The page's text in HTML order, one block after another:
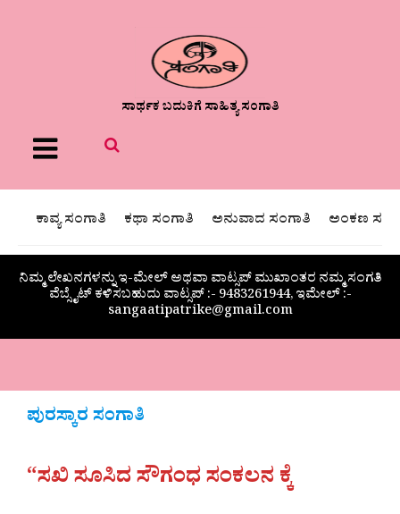
ಸಾರ್ಥಕ ಬದುಕಿಗೆ ಸಾಹಿತ್ಯ ಸಂಗಾತಿ
Menu
ಕಾವ್ಯ ಸಂಗಾತಿ ಕಥಾ ಸಂಗಾತಿ ಅನುವಾದ ಸಂಗಾತಿ ಅಂಕಣ
ನಿಮ್ಮ ಲೇಖನಗಳನ್ನು ಇ-ಮೇಲ್ ಅಥವಾ ವಾಟ್ಸಪ್ ಮುಖಾಂತರ ನಮ್ಮ ಸಂಗತಿ
ವೆಬ್ಸೈಟ್ ಕಳಿಸಬಹುದು ವಾಟ್ಸಪ್‌ :- 9483261944, ಇಮೇಲ್ :-
sangaatipatrike@gmail.com
ಪುರಸ್ಕಾರ ಸಂಗಾತಿ
“ಸಖಿ ಸೂಸಿದ ಸೌಗಂಧ ಸಂಕಲನ ಕ್ಕೆ